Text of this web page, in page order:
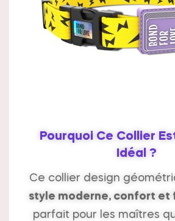
Pourquoi Ce Collier
Idéal ?
Ce collier design
style moderne, confort et
parfait pour les maîtres